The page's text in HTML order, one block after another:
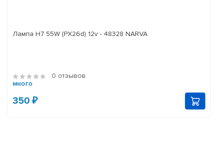
Лампа H7 55W (PX26d) 12v - 48328 NARVA
0 отзывов
много
350 ₽